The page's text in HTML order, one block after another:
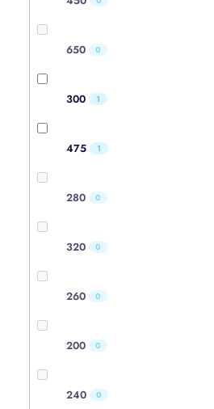
650 0
300 1
475 1
280 0
320 0
260 0
200 0
240 0